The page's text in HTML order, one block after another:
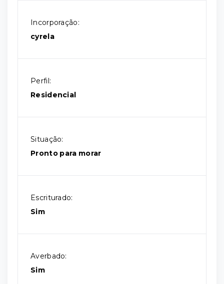
Incorporação:
cyrela
Perfil:
Residencial
Situação:
Pronto para morar
Escriturado:
Sim
Averbado:
Sim